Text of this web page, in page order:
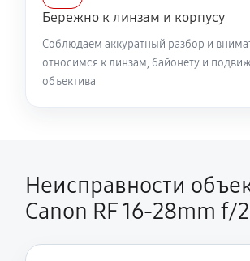
Бережно к линзам и корпусу
Соблюдаем аккуратный разбор и
относимся к линзам, байонету и
объектива
Неисправности
Canon RF 16‑28mm f/